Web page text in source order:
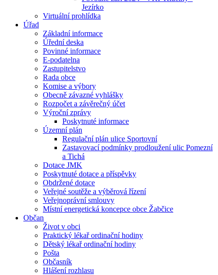
Jezírko
Virtuální prohlídka
Úřad
Základní informace
Úřední deska
Povinné informace
E-podatelna
Zastupitelstvo
Rada obce
Komise a výbory
Obecně závazné vyhlášky
Rozpočet a závěrečný účet
Výroční zprávy
Poskytnuté informace
Územní plán
Regulační plán ulice Sportovní
Zastavovací podmínky prodloužení ulic Pomezní
a Tichá
Dotace JMK
Poskytnuté dotace a příspěvky
Obdržené dotace
Veřejné soutěže a výběrová řízení
Veřejnoprávní smlouvy
Místní energetická koncepce obce Žabčice
Občan
Život v obci
Praktický lékař ordinační hodiny
Dětský lékař ordinační hodiny
Pošta
Občasník
Hlášení rozhlasu